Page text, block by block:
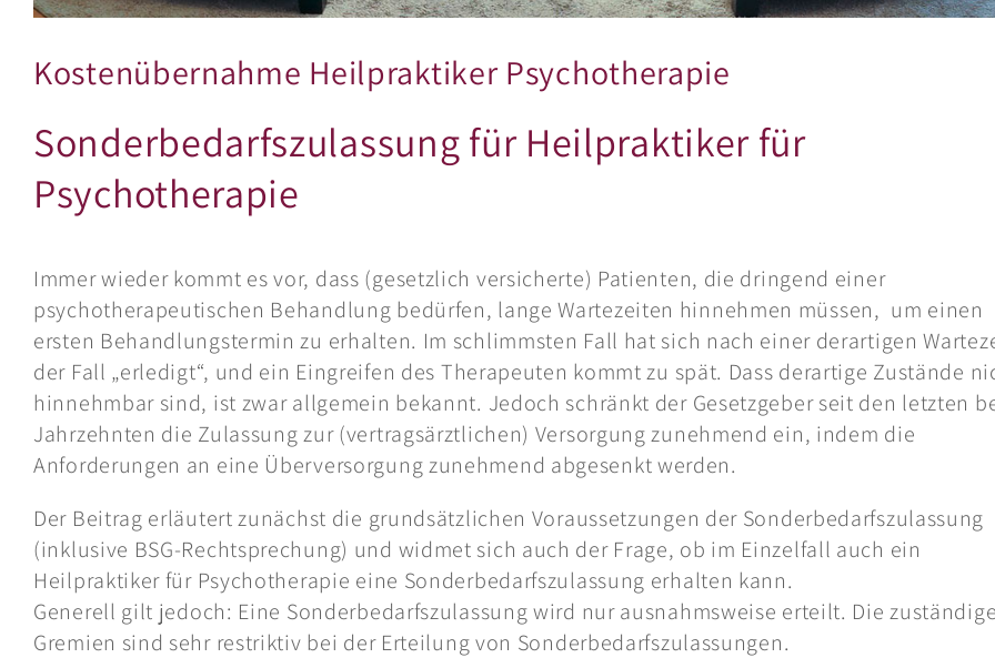
Kostenübernahme Heilpraktiker Psychotherapie
Sonderbedarfszulassung für Heilpraktiker für
Psychotherapie
Immer wieder kommt es vor, dass (gesetzlich versicherte) Patienten, die dringend einer
psychotherapeutischen Behandlung bedürfen, lange Wartezeiten hinnehmen müssen, um einen
ersten Behandlungstermin zu erhalten. Im schlimmsten Fall hat sich nach einer derartigen
der Fall „erledigt“, und ein Eingreifen des Therapeuten kommt zu spät. Dass derartige Zustände
hinnehmbar sind, ist zwar allgemein bekannt. Jedoch schränkt der Gesetzgeber seit den letzten
Jahrzehnten die Zulassung zur (vertragsärztlichen) Versorgung zunehmend ein, indem die
Anforderungen an eine Überversorgung zunehmend abgesenkt werden.
Der Beitrag erläutert zunächst die grundsätzlichen Voraussetzungen der Sonderbedarfszulassung
(inklusive BSG-Rechtsprechung) und widmet sich auch der Frage, ob im Einzelfall auch ein
Heilpraktiker für Psychotherapie eine Sonderbedarfszulassung erhalten kann.
Generell gilt jedoch: Eine Sonderbedarfszulassung wird nur ausnahmsweise erteilt. Die
Gremien sind sehr restriktiv bei der Erteilung von Sonderbedarfszulassungen.